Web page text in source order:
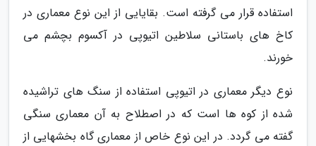
استفاده قرار می گرفته است. بقایایی از این نوع معماری در
کاخ های باستانی سلاطین اتیوپی در آکسوم بچشم می
خورند.
نوع دیگر معماری در اتیوپی استفاده از سنگ های تراشیده
شده از کوه ها است که در اصطلاح به آن معماری سنگی
گفته می گردد. در این نوع خاص از معماری گاه بخشهایی از